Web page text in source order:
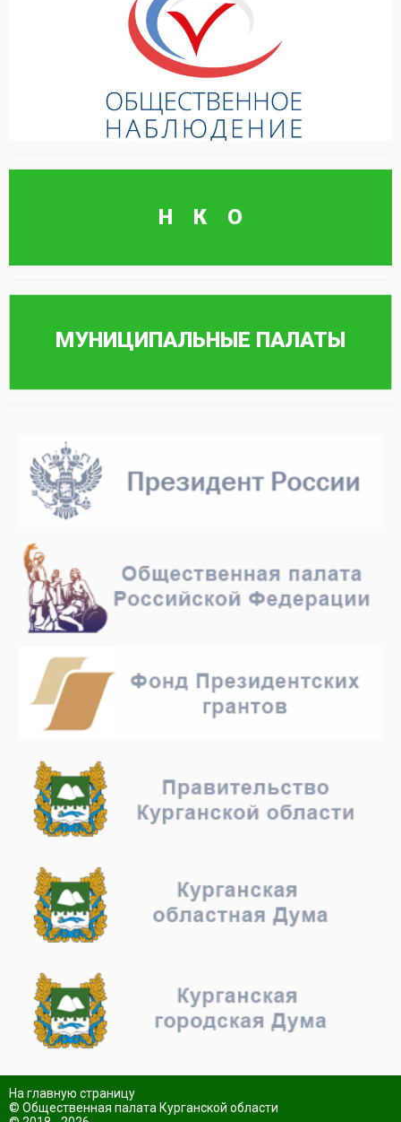
На главную страницу
© Общественная палата Курганской области